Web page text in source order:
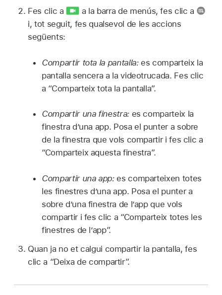
Fes clic a
a la barra de menús, fes clic a
i, tot seguit, fes qualsevol de les accions
següents:
Compartir tota la pantalla:es comparteix la
pantalla sencera a la videotrucada. Fes clic
a “Comparteix tota la pantalla”.
Compartir una finestra:es comparteix la
finestra d’una app. Posa el punter a sobre
de la finestra que vols compartir i fes clic a
“Comparteix aquesta finestra”.
Compartir una app:es comparteixen totes
les finestres d’una app. Posa el punter a
sobre d’una finestra de l’app que vols
compartir i fes clic a “Comparteix totes les
finestres de l’app”.
Quan ja no et calgui compartir la pantalla, fes
clic a “Deixa de compartir”.